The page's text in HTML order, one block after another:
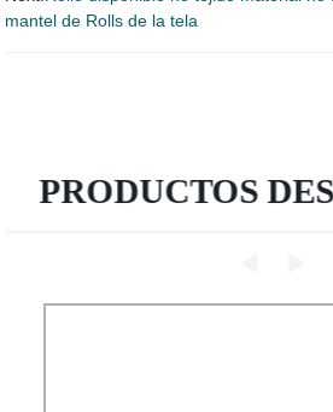
mantel de Rolls de la tela
PRODUCTOS